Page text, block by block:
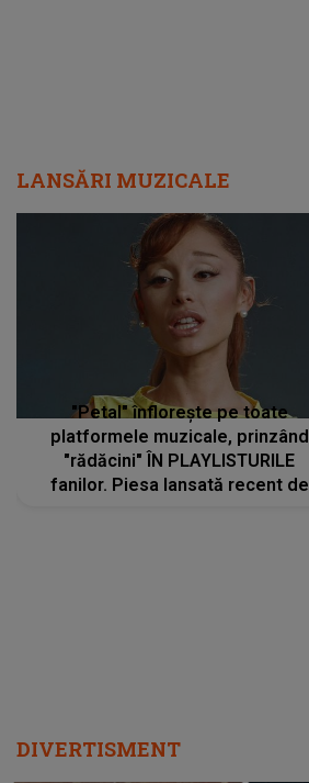
LANSĂRI MUZICALE
"Petal" înflorește pe toate
platformele muzicale, prinzând
"rădăcini" ÎN PLAYLISTURILE
fanilor. Piesa lansată recent de
DIVERTISMENT